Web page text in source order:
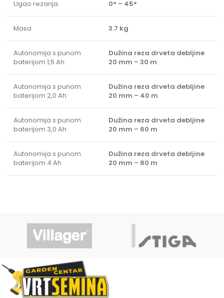
Ugao rezanja 0° – 45°
Masa 3.7 kg
Autonomija s punom
baterijom 1,5 Ah
Dužina reza drveta debljine
20 mm – 30 m
Autonomija s punom
baterijom 2,0 Ah
Dužina reza drveta debljine
20 mm – 40 m
Autonomija s punom
baterijom 3,0 Ah
Dužina reza drveta debljine
20 mm – 60 m
Autonomija s punom
baterijom 4 Ah
Dužina reza drveta debljine
20 mm – 80 m